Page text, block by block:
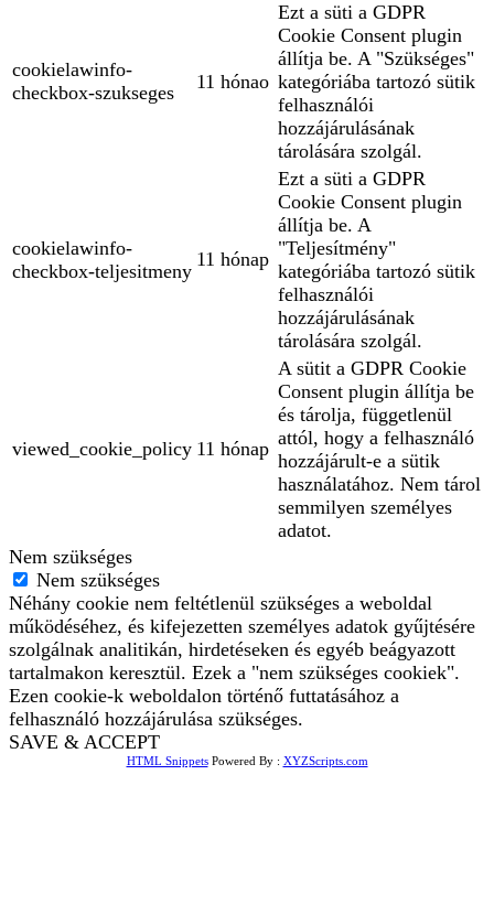
cookielawinfo-
checkbox-szukseges
11 hónao
Ezt a süti a GDPR
Cookie Consent plugin
állítja be. A "Szükséges"
kategóriába tartozó sütik
felhasználói
hozzájárulásának
tárolására szolgál.
cookielawinfo-
checkbox-teljesitmeny
11 hónap
Ezt a süti a GDPR
Cookie Consent plugin
állítja be. A
"Teljesítmény"
kategóriába tartozó sütik
felhasználói
hozzájárulásának
tárolására szolgál.
viewed_cookie_policy 11 hónap
A sütit a GDPR Cookie
Consent plugin állítja be
és tárolja, függetlenül
attól, hogy a felhasználó
hozzájárult-e a sütik
használatához. Nem tárol
semmilyen személyes
adatot.
Nem szükséges
Nem szükséges
Néhány cookie nem feltétlenül szükséges a weboldal
működéséhez, és kifejezetten személyes adatok gyűjtésére
szolgálnak analitikán, hirdetéseken és egyéb beágyazott
tartalmakon keresztül. Ezek a "nem szükséges cookiek".
Ezen cookie-k weboldalon történő futtatásához a
felhasználó hozzájárulása szükséges.
SAVE & ACCEPT
HTML SnippetsPowered By : XYZScripts.com